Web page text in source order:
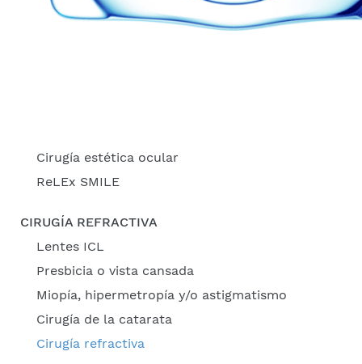
Cirugía estética ocular
ReLEx SMILE
CIRUGÍA REFRACTIVA
Lentes ICL
Presbicia o vista cansada
Miopía, hipermetropía y/o astigmatismo
Cirugía de la catarata
Cirugía refractiva